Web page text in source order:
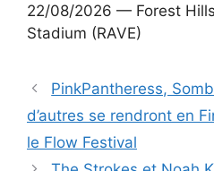
22/08/2026 — Forest
Stadium (RAVE)
PinkPantheress,
d’autres se rendront en
le Flow Festival